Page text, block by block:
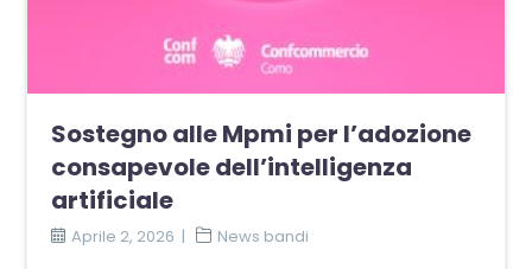
Sostegno alle Mpmi per l’adozione
consapevole dell’intelligenza
artificiale
Aprile 2, 2026 News bandi